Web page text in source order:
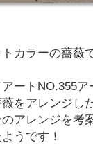
カラーの薔薇
ートNO.355
をアレンジ
のアレンジを
うです！